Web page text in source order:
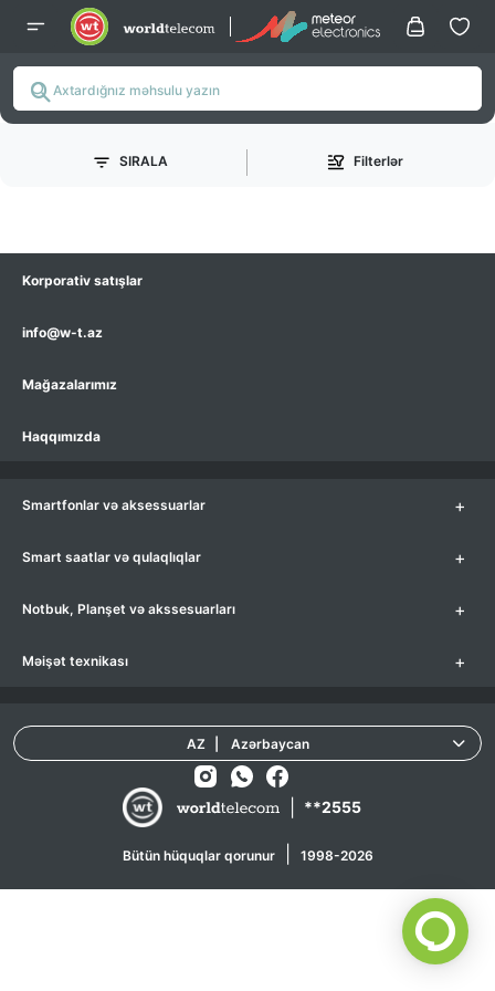
SIRALA Filterlər
Korporativ satışlar
info@w-t.az
Mağazalarımız
Haqqımızda
Smartfonlar və aksessuarlar +
Smart saatlar və qulaqlıqlar +
Notbuk, Planşet və akssesuarları +
Məişət texnikası +
**2555
Bütün hüquqlar qorunur 1998-2026
AZ Azərbaycan